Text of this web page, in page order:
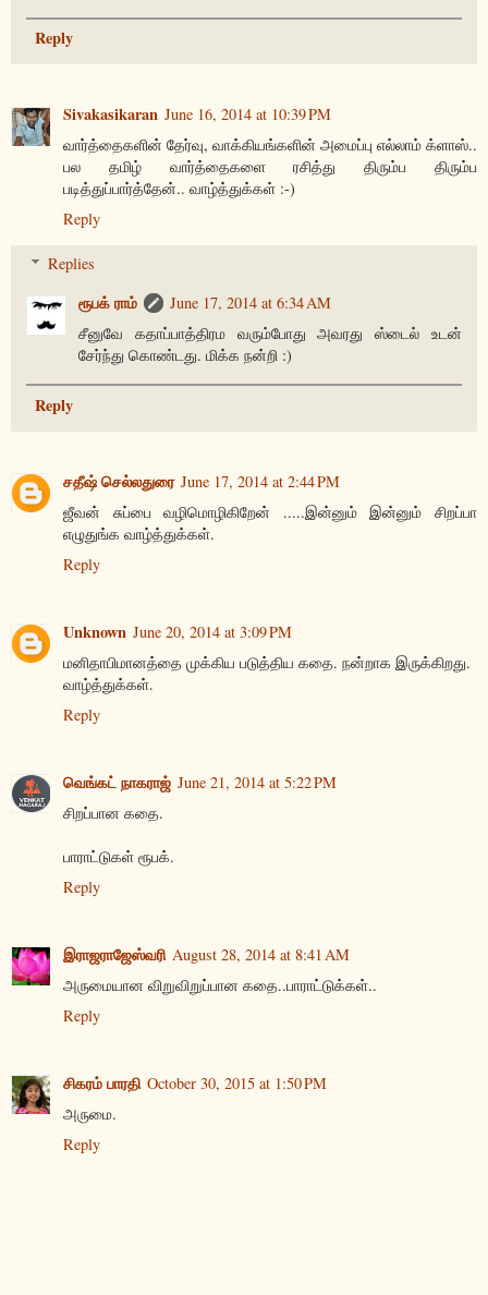
Reply
Sivakasikaran June 16, 2014 at 10:39 PM
வார்த்தைகளின் தேர்வு, வாக்கியங்களின் அமைப்பு எல்லாம் க்ளாஸ்..
பல தமிழ் வார்த்தைகளை ரசித்து திரும்ப திரும்ப
படித்துப்பார்த்தேன்.. வாழ்த்துக்கள் :-)
Reply
Replies
ரூபக் ராம்
June 17, 2014 at 6:34 AM
சீனுவே கதாப்பாத்திரம வரும்போது அவரது ஸ்டைல் உடன்
சேர்ந்து கொண்டது. மிக்க நன்றி :)
Reply
சதீஷ் செல்லதுரை June 17, 2014 at 2:44 PM
ஜீவன் சுப்பை வழிமொழிகிறேன் .....இன்னும் இன்னும் சிறப்பா
எழுதுங்க வாழ்த்துக்கள்.
Reply
Unknown June 20, 2014 at 3:09 PM
மனிதாபிமானத்தை முக்கிய படுத்திய கதை. நன்றாக இருக்கிறது.
வாழ்த்துக்கள்.
Reply
வெங்கட் நாகராஜ் June 21, 2014 at 5:22 PM
சிறப்பான கதை.
பாராட்டுகள் ரூபக்.
Reply
இராஜராஜேஸ்வரி August 28, 2014 at 8:41 AM
அருமையான விறுவிறுப்பான கதை..பாராட்டுக்கள்..
Reply
சிகரம் பாரதி October 30, 2015 at 1:50 PM
அருமை.
Reply